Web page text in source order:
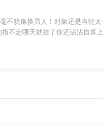
不犹豫换男人！对象还是当朝
不定哪天就挂了你还沾沾自喜上